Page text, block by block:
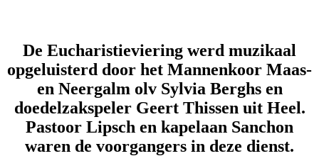
De Eucharistieviering werd muzikaal
opgeluisterd door het Mannenkoor Maas-
en Neergalm olv Sylvia Berghs en
doedelzakspeler Geert Thissen uit Heel.
Pastoor Lipsch en kapelaan Sanchon
waren de voorgangers in deze dienst.